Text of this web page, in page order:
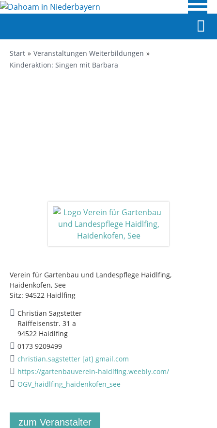
Start
Veranstaltungen Weiterbildungen
Kinderaktion: Singen mit Barbara
Verein für Gartenbau und Landespflege Haidlfing,
Haidenkofen, See
Sitz: 94522 Haidlfing
Christian Sagstetter
Raiffeisenstr. 31 a
94522 Haidlfing
0173 9209499
christian.sagstetter [at] gmail.com
https://gartenbauverein-haidlfing.weebly.com/
OGV_haidlfing_haidenkofen_see
zum Veranstalter